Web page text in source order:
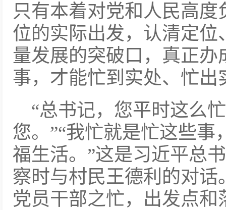
只有本着对党和人民高
位的实际出发，认清定
量发展的突破口，真正
事，才能忙到实处、忙出
“总书记，您平时这么
您。”“我忙就是忙这些事
福生活。”这是习近平总
察时与村民王德利的对
党员干部之忙，出发点